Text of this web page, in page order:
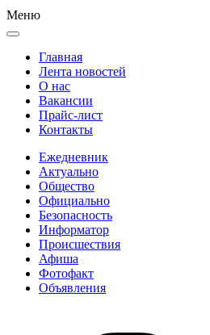
Меню
Главная
Лента новостей
О нас
Вакансии
Прайс-лист
Контакты
Ежедневник
Актуально
Общество
Официально
Безопасность
Информатор
Происшествия
Афиша
Фотофакт
Объявления